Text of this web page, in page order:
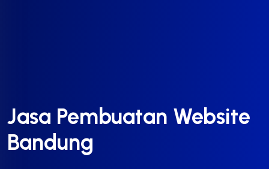
Jasa Pembuatan Website
Bandung